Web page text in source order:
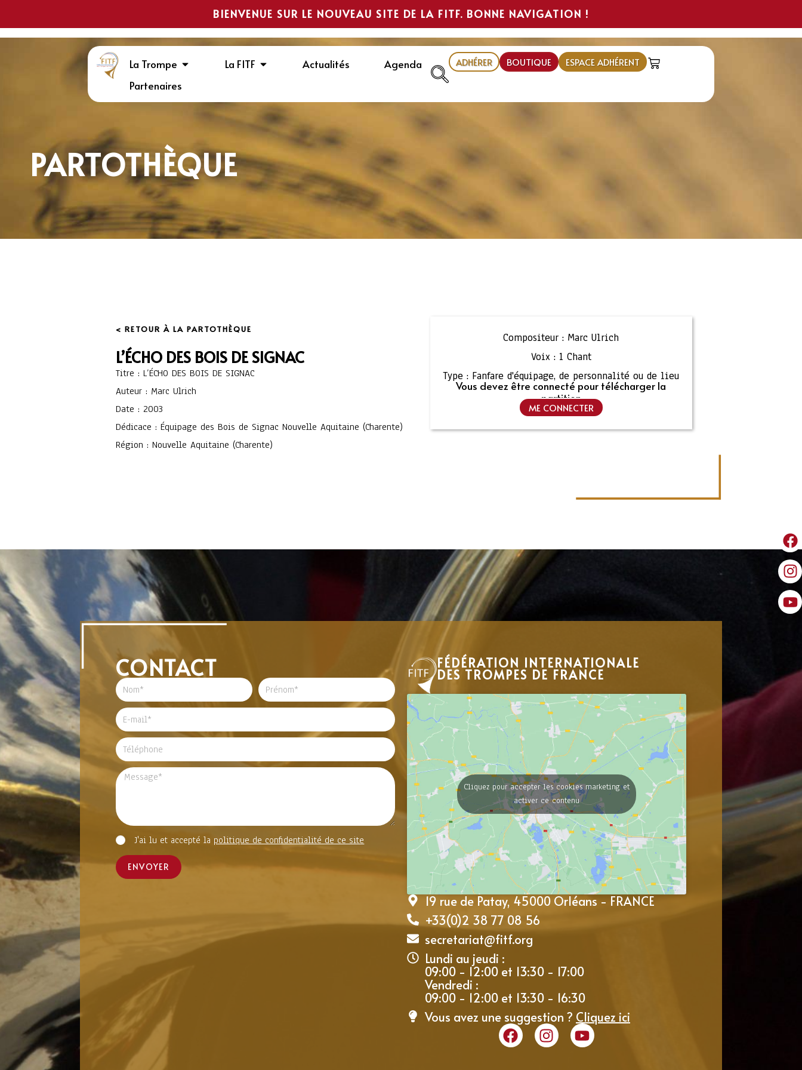
BIENVENUE SUR LE NOUVEAU SITE DE LA FITF. BONNE NAVIGATION !
La Trompe La FITF Actualités
Agenda
Partenaires
ADHÉRER BOUTIQUE ESPACE ADHÉRENT
PARTOTHÈQUE
< RETOUR À LA PARTOTHÈQUE
L’ÉCHO DES BOIS DE SIGNAC
Titre : L’ÉCHO DES BOIS DE SIGNAC
Auteur : Marc Ulrich
Date : 2003
Dédicace : Équipage des Bois de Signac Nouvelle Aquitaine (Charente)
Région : Nouvelle Aquitaine (Charente)
Compositeur : Marc Ulrich
Voix : 1 Chant
Type : Fanfare d'équipage, de personnalité ou de lieu
Vous devez être connecté pour télécharger la
partition
ME CONNECTER
CONTACT
J'ai lu et accepté la politique de confidentialité de ce site
ENVOYER
FÉDÉRATION INTERNATIONALE
DES TROMPES DE FRANCE
Cliquez pour accepter les cookies marketing et
activer ce contenu
19 rue de Patay, 45000 Orléans - FRANCE
+33(0)2 38 77 08 56
secretariat@fitf.org
Lundi au jeudi :
09:00 - 12:00 et 13:30 - 17:00
Vendredi :
09:00 - 12:00 et 13:30 - 16:30
Vous avez une suggestion ? Cliquez ici